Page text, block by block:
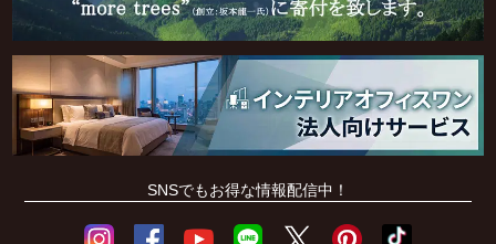
SNSでもお得な情報配信中！